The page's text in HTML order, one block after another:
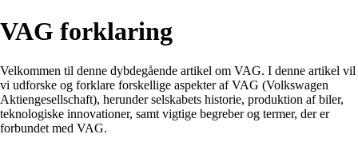
VAG forklaring
Velkommen til denne dybdegående artikel om VAG. I denne artikel vil
vi udforske og forklare forskellige aspekter af VAG (Volkswagen
Aktiengesellschaft), herunder selskabets historie, produktion af biler,
teknologiske innovationer, samt vigtige begreber og termer, der er
forbundet med VAG.